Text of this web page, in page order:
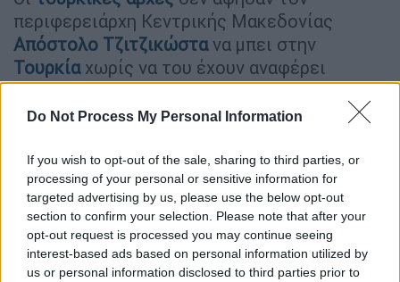
Do Not Process My Personal Information
If you wish to opt-out of the sale, sharing to third parties, or
processing of your personal or sensitive information for
targeted advertising by us, please use the below opt-out
section to confirm your selection. Please note that after your
opt-out request is processed you may continue seeing
interest-based ads based on personal information utilized by
us or personal information disclosed to third parties prior to
περιφερειάρχη Κεντρικής Μακεδονίας
Απόστολο Τζιτζικώστανα μπει στην
Τουρκίαχωρίς να του έχουν αναφέρει
κάποιον λόγο γι’ αυτό.
Ειδικότερα, οκ. Τζιτζικώσταςέφτασε στη
Σμύρνημε πλοίο της γραμμής από τη
Θεσσαλονίκη, στις 11:30 το πρωί του
Σαββάτου 5 Νοεμβρίου, προκειμένου να
συμμετάσχει ως προεδρεύων στην
Ευρωμεσογειακή Σύνοδο της Ευρωπαϊκής
Επιτροπής των περιφερειαρχών.